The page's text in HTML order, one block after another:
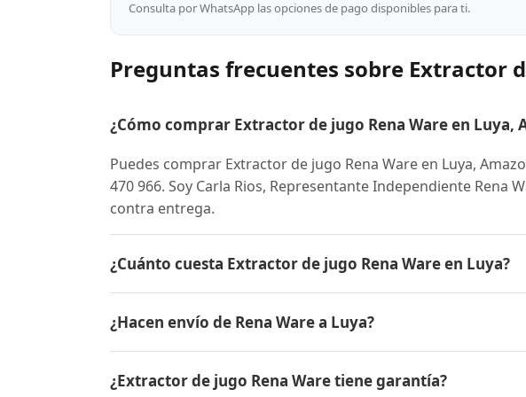
Consulta por WhatsApp las opciones de pago disponibles para ti.
Preguntas frecuentes sobre Extractor
¿Cómo comprar Extractor de jugo Rena Ware en Luya,
Puedes comprar Extractor de jugo Rena Ware en Luya,
470 966. Soy Carla Rios, Representante Independiente Rena
contra entrega.
¿Cuánto cuesta Extractor de jugo Rena Ware en Luya?
conocer el precio actual, promociones disponibles y
¿Hacen envío de Rena Ware a Luya?
contra entrega.
¿Extractor de jugo Rena Ware tiene garantía?